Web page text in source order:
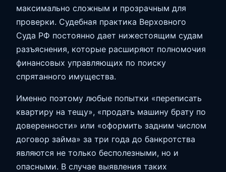
максимально сложным и прозрачным для
проверки. Судебная практика Верховного
Суда РФ постоянно дает нижестоящим судам
разъяснения, которые расширяют полномочия
финансовых управляющих по поиску
спрятанного имущества.
Именно поэтому любые попытки «переписать
квартиру на тещу», «продать машину брату по
доверенности» или «оформить задним числом
договор займа» за три года до банкротства
являются не только бесполезными, но и
опасными. В случае выявления таких